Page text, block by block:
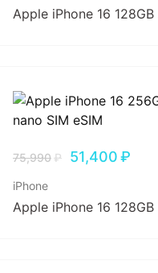
Apple iPhone 16
75,990₽ 51,400₽
iPhone
Apple iPhone 16